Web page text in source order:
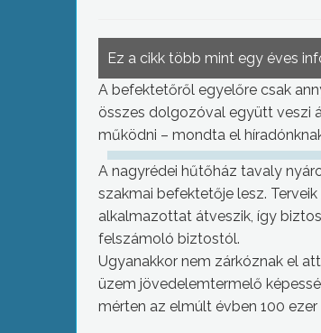
Ez a cikk több mint egy éves
A befektetőről egyelőre csak
összes dolgozóval együtt veszi
működni – mondta el
A nagyrédei hűtőház tavaly
szakmai befektetője lesz.
alkalmazottat átveszik, így
felszámoló biztostól.
Ugyanakkor nem zárkóznak el
üzem jövedelemtermelő
mérten az elmúlt évben 100